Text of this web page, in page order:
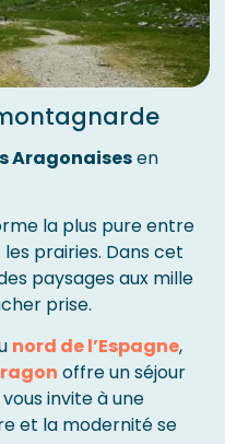
Aragonaisesen
la plus pure entre
prairies. Dans cet
paysages aux mille
prise.
nord de l’Espagne,
offre un séjour
invite à une
et la modernité se